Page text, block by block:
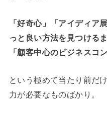
「好奇心」「アイディア
っと良い方法を見つける
「顧客中心のビジネスコ
という極めて当たり前だ
力が必要なものばかり。